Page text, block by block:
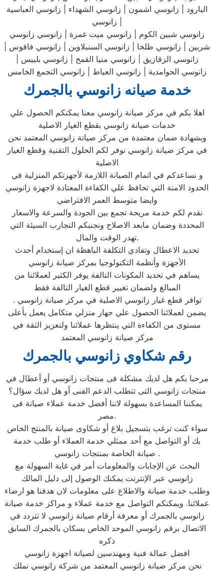
البارود | زانوسي اشمون | زانوسي الشهداء | زانوسي العباسية
زانوسي شبين الكوم | زانوسي ميت غمرة | زانوسي زانوسي
شربين | زانوسي طلخا | زانوسي السنبلاوين | زانوسي فاقوس |
زانوسي الزقازيق | زانوسي منيا القمح | زانوسي بلبيس |
زانوسي الحوامدية | زانوسي العياط | زانوسي التجمع الخامس
خدمة صيانه زانوسي بالجمرك
اهلا بكم في مركز صيانة زانوسي معنا يمكنكم الحصول علي
خدمات صيانة زانوسي بقطع الغيار الاصلية
وبشهادة ضمان معتمدة من مركز صيانة زانوسي المعتمد نحن
في مركز صيانة زانوسي نوفر لكم الحلول التقنية وقطع الغيار
الاصلية
و نساعدكم في اتمام الصيانة اللازمة لأجهزتكم المنزلية في
الحدود الامنة التي تحافظ علي الكفاءة المعتادة لاجهزة زانوسي
وايضا متوسط العمر الافتراضي
نقدم لكم خدمة مريحة تجمع بين الجودة والسرعة والاسعار
المحددة وضمان مابعد الاصلاح ونجنبكم التجارب السيئة التي
تهدر الوقت والمال.
تحديد الاعطال وتفادي التكلفة الباهظة ان إستخدام أحدث
الأجهزة وأنظمة التكنولوجيا بمركز صيانة زانوسي
يساهم في تحديد المكونات التالفة يوفر الكثير لعملائنا من
المبالغ ولضمان تغيير قطع الغيار التالفة فقط
توافر قطع غيار زانوسي الاصلية في مركز صيانة زانوسي .
يضمن لعملائنا الحصول علي جهاز منزلي متكامل يعمل بأعلى
مستوى من الكفاءة التي ينتظرها عملائنا ولتعزيز الثقة في
مركز صيانة زانوسي المعتمد
رقم شكاوي زانوسي بالجمرك
مرحبا بكم هل لديك مشكلة فى منتجات زانوسي أو أعطال في
منتجات زانوسي التى تتطلب الدعم الفنى أو هل لديك سؤال؟
يمكننا المساعدة بسهولة لاننا أفضل خدمة عملاء صيانة فى
مصر.
سواء كنت ترغب بتسجيل بلاغ أو شكاوى صيانة بالمنتج الخاص
بك أو التواصل مع أحد ممثلي خدمة العملاء أو طلب خدمة
صيانة الخاصة بمنتجات زانوسي .
البحث عن الإجابات والمعلومات أمر في غاية السهولة مع
زانوسي عبر الإنترنت يمكنك الوصول إلى دليل المالك
وطلب خدمة صيانة والاطلاع على معلومات لان هدفنا هو ارضاء
عملائنا. ويمكنكم التواصل مع خدمة عملاء و مراكز خدمة صيانة
زانوسي بالجمرك أو معرفة أرقام صيانة زانوسي لا تتردد في
الاتصال برقم زانوسي الموحد الخاص بسكان بالجمرك السابق
ذكره
افضل عمالة فنية ومهندسين لصيانة اجهزة زانوسي
نحن مركز صيانة زانوسي المعتمد من شركة زانوسي نملك